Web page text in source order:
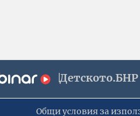
Детското.БНР
Общи условия за